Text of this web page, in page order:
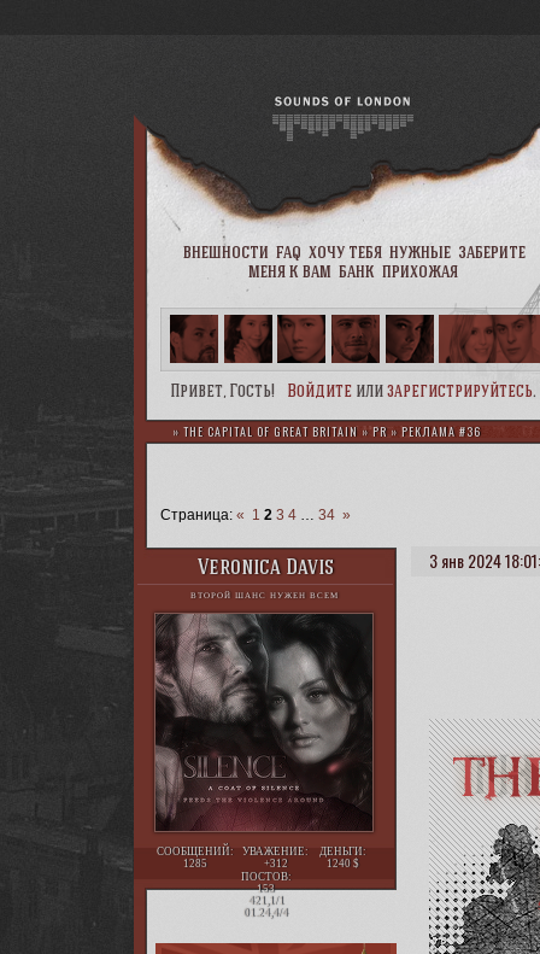
внешности faq хочу тебя нужные заберите
меня к вам банк прихожая
Привет, Гость! Войдите или зарегистрируйтесь.
» THE CAPITAL OF GREAT BRITAIN »PR » РЕКЛАМА #36
Страница:« 1 2 3 4 34 »
3 янв 2024
Veronica Davis
ВТОРОЙ ШАНС НУЖЕН ВСЕМ
СООБЩЕНИЙ:
1285
УВАЖЕНИЕ:
+312
ДЕНЬГИ:
1240
ПОСТОВ:
153
421,1/1
01.24,4/4